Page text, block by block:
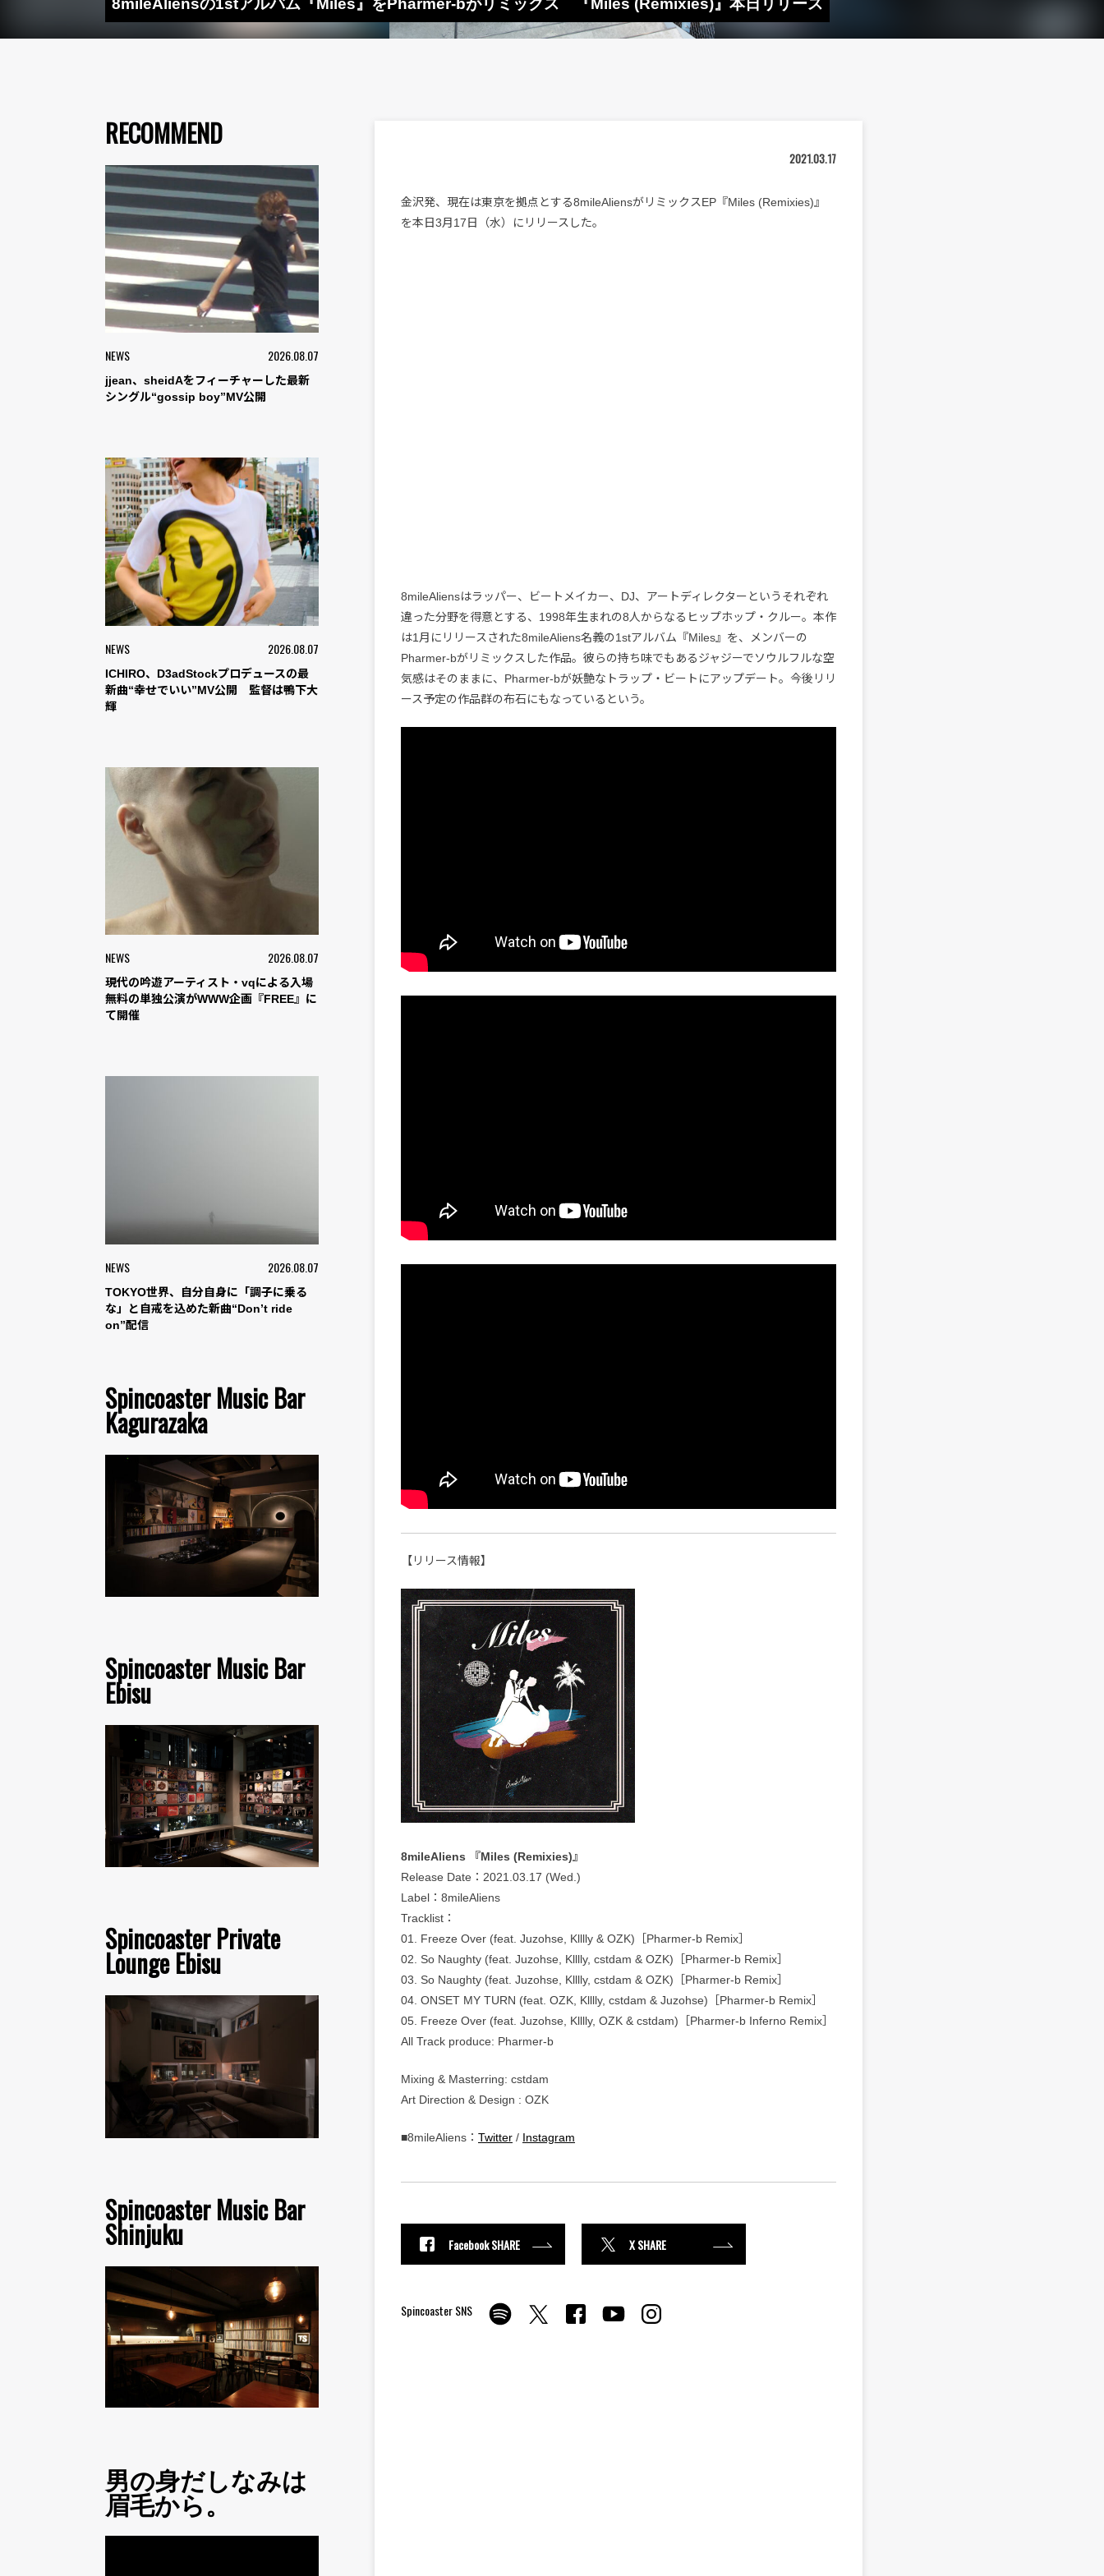
8mileAliensの1stアルバム『Miles』をPharmer-bがリミックス 『Miles (Remixies)』本日リリース
RECOMMEND
NEWS 2026.08.07
jjean、sheidAをフィーチャーした最新
シングル“gossip boy”MV公開
NEWS 2026.08.07
ICHIRO、D3adStockプロデュースの最
新曲“幸せでいい”MV公開 監督は鴨下大
輝
NEWS 2026.08.07
現代の吟遊アーティスト・vqによる入場
無料の単独公演がWWW企画『FREE』に
て開催
NEWS 2026.08.07
TOKYO世界、自分自身に「調子に乗る
な」と自戒を込めた新曲“Don’t ride
on”配信
Spincoaster Music Bar
Kagurazaka
Spincoaster Music Bar
Ebisu
Spincoaster Private
Lounge Ebisu
Spincoaster Music Bar
Shinjuku
男の身だしなみは
眉毛から。
2021.03.17
金沢発、現在は東京を拠点とする8mileAliensがリミックスEP『Miles (Remixies)』
を本日3月17日（水）にリリースした。
8mileAliensはラッパー、ビートメイカー、DJ、アートディレクターというそれぞれ
違った分野を得意とする、1998年生まれの8人からなるヒップホップ・クルー。本作
は1月にリリースされた8mileAliens名義の1stアルバム『Miles』を、メンバーの
Pharmer-bがリミックスした作品。彼らの持ち味でもあるジャジーでソウルフルな空
気感はそのままに、Pharmer-bが妖艶なトラップ・ビートにアップデート。今後リリ
ース予定の作品群の布石にもなっているという。
【リリース情報】
8mileAliens 『Miles (Remixies)』
Release Date：2021.03.17 (Wed.)
Label：8mileAliens
Tracklist：
01. Freeze Over (feat. Juzohse, Klllly & OZK)［Pharmer-b Remix］
02. So Naughty (feat. Juzohse, Klllly, cstdam & OZK)［Pharmer-b Remix］
03. So Naughty (feat. Juzohse, Klllly, cstdam & OZK)［Pharmer-b Remix］
04. ONSET MY TURN (feat. OZK, Klllly, cstdam & Juzohse)［Pharmer-b Remix］
05. Freeze Over (feat. Juzohse, Klllly, OZK & cstdam)［Pharmer-b Inferno Remix］
All Track produce: Pharmer-b
Mixing & Masterring: cstdam
Art Direction & Design : OZK
■8mileAliens： Twitter / Instagram
Facebook SHARE X SHARE
Spincoaster SNS